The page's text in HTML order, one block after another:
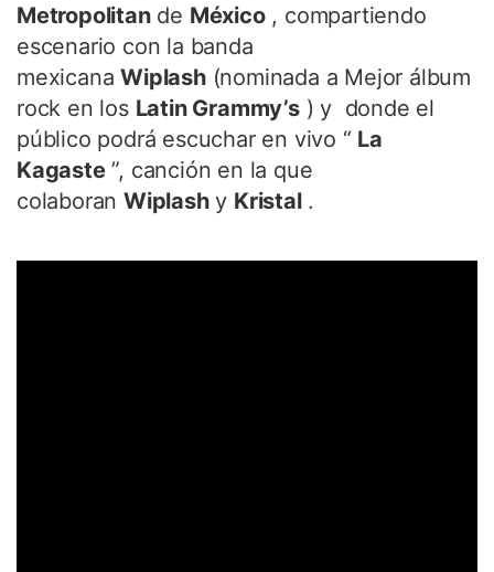
Metropolitande México, compartiendo
escenario con la banda
mexicanaWiplash(nominada a Mejor álbum
rock en los Latin Grammy’s) y donde el
público podrá escuchar en vivo “ La
Kagaste”, canción en la que
colaboranWiplashy Kristal.